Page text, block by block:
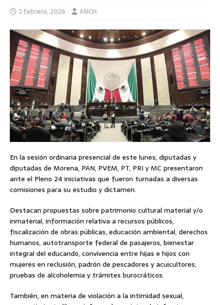
2 febrero, 2026 ASICH
En la sesión ordinaria presencial de este lunes, diputadas y
diputadas de Morena, PAN, PVEM, PT, PRI y MC presentaron
ante el Pleno 24 iniciativas que fueron turnadas a diversas
comisiones para su estudio y dictamen.
Destacan propuestas sobre patrimonio cultural material y/o
inmaterial, información relativa a recursos públicos,
fiscalización de obras públicas, educación ambiental, derechos
humanos, autotransporte federal de pasajeros, bienestar
integral del educando, convivencia entre hijas e hijos con
mujeres en reclusión, padrón de pescadores y acuicultores,
pruebas de alcoholemia y trámites burocráticos.
También, en materia de violación a la intimidad sexual,